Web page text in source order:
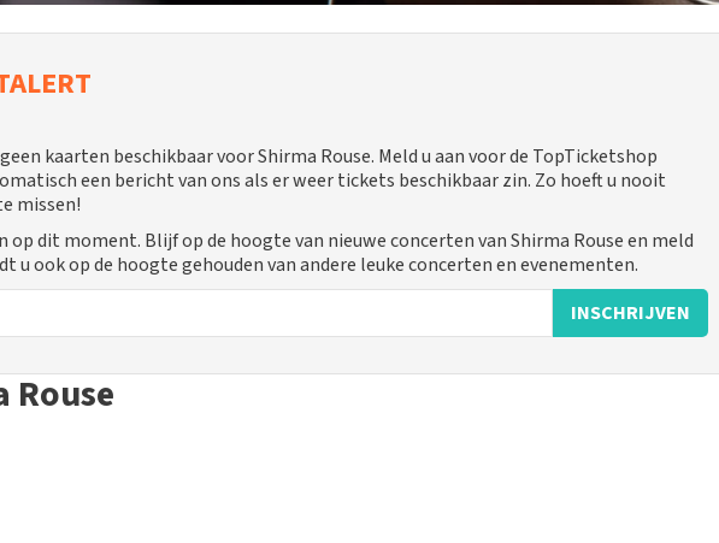
kaarten beschikbaar voor Shirma Rouse. Meld u aan voor de TopTicketshop
een bericht van ons als er weer tickets beschikbaar zin. Zo hoeft u nooit
missen!
op dit moment. Blijf op de hoogte van nieuwe concerten van Shirma Rouse en meld
u ook op de hoogte gehouden van andere leuke concerten en evenementen.
INSCHRIJVEN
Rouse